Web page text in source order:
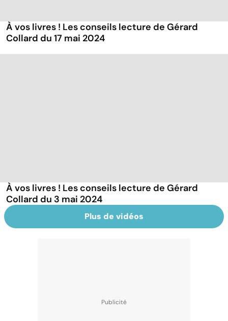
À vos livres ! Les conseils lecture de Gérard
Collard du 17 mai 2024
À vos livres ! Les conseils lecture de Gérard
Collard du 3 mai 2024
Plus de vidéos